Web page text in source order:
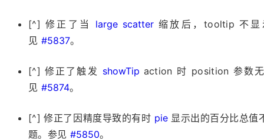
[^] 修正了当 large scatter缩放后，tooltip 不显
见 #5837。
[^] 修正了触发 showTip action 时 position 参数
见 #5874。
[^] 修正了因精度导致的有时 pie显示出的百分比总值
题。参见 #5850。